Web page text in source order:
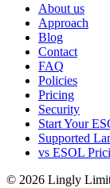
About us
Approach
Blog
Contact
FAQ
Policies
Pricing
Security
Start Your
Supported
vs ESOL
© 2026 Lingly